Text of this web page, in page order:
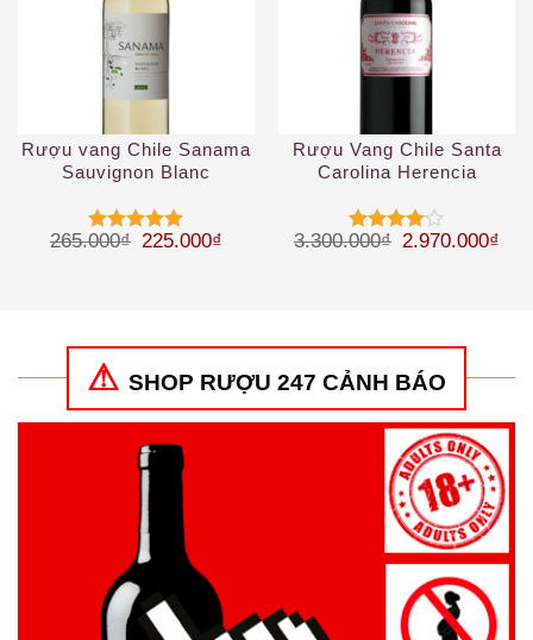
Rượu vang Chile Sanama
Sauvignon Blanc
Được xếp
265.000₫ Giá gốc là: 265.000₫.
225.000₫ Giá hiện tại là: 225.000₫.
Rượu Vang Chile Santa
Carolina Herencia
Được
3.300.000₫ Giá gốc là:
2.970.000₫
SHOP RƯỢU 247 CẢNH BÁO